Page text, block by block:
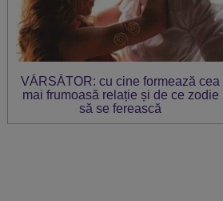
VĂRSĂTOR: cu cine formează cea
mai frumoasă relație și de ce zodie
să se ferească